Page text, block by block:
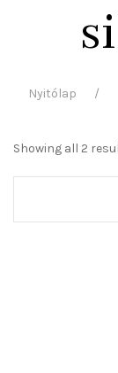
Nyitólap
Showing all 2